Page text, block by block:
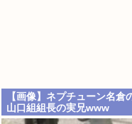
【画像】ネプチューン名倉
山口組組長の実兄www